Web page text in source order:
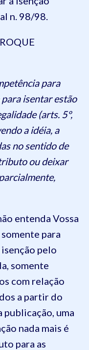
n. 98/98.
para
isentar estão
(arts. 5º,
a idéia, a
no sentido de
ou deixar
entenda Vossa
para
pelo
somente
com relação
a partir do
publicação, uma
nada mais é
para as